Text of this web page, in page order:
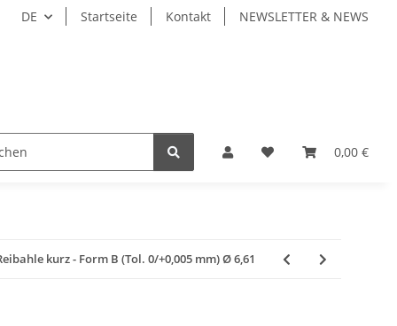
DE Startseite Kontakt NEWSLETTER & NEWS
0,00 €
WERKZEUGAUFNAHMEN
kurz - Form B (Tol. 0/+0,005 mm) Ø 6,61